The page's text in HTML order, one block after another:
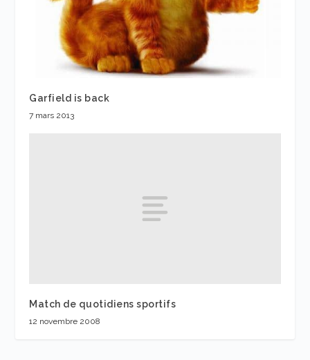
Garfield is back
7 mars 2013
Match de quotidiens sportifs
12 novembre 2008